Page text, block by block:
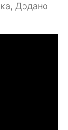
Додано